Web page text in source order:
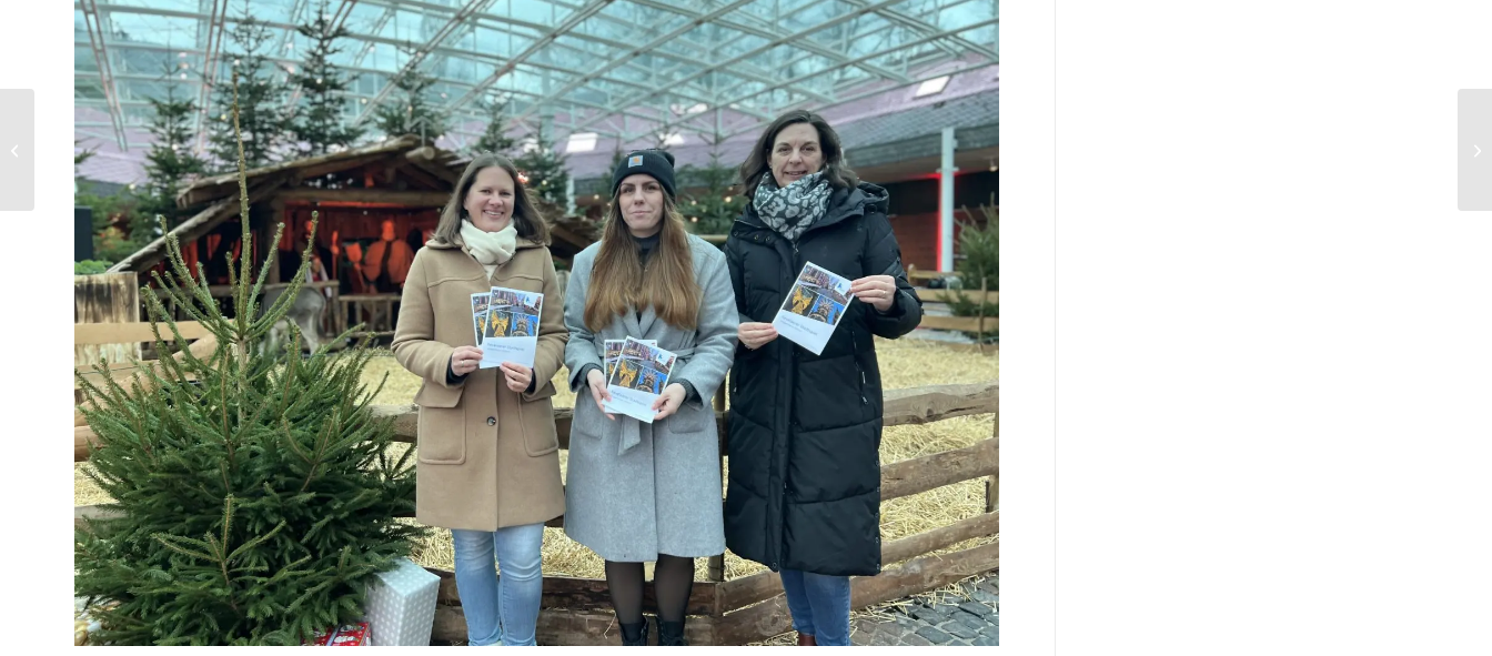
Adventliche
Führungen im
Dezember